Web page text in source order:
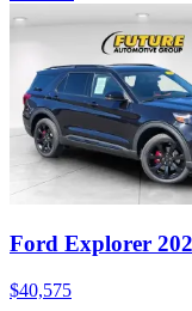
Ford Explorer
$40,575